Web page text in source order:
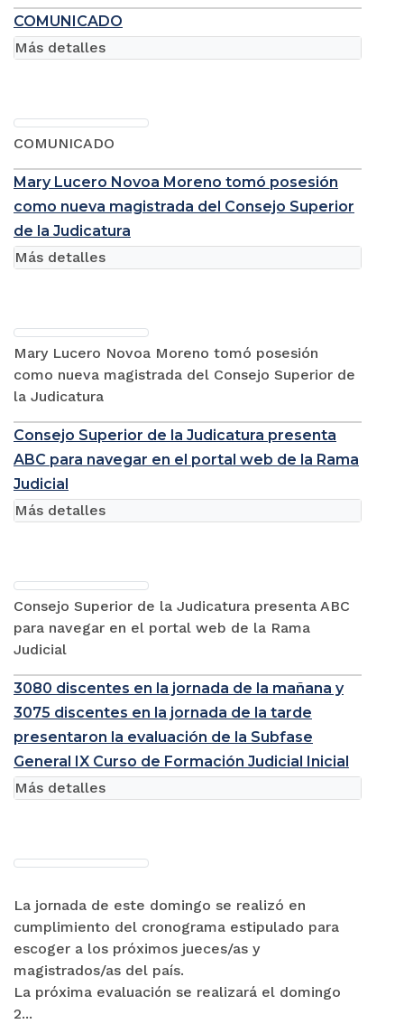
COMUNICADO
COMUNICADO
Más detalles
Mary Lucero Novoa Moreno tomó posesión
como nueva magistrada del Consejo Superior
de la Judicatura
Mary Lucero Novoa Moreno tomó posesión
como nueva magistrada del Consejo Superior de
la Judicatura
Más detalles
Consejo Superior de la Judicatura presenta
ABC para navegar en el portal web de la Rama
Judicial
Consejo Superior de la Judicatura presenta ABC
para navegar en el portal web de la Rama
Judicial
Más detalles
3080 discentes en la jornada de la mañana y
3075 discentes en la jornada de la tarde
presentaron la evaluación de la Subfase
General IX Curso de Formación Judicial Inicial
La jornada de este domingo se realizó en
cumplimiento del cronograma estipulado para
escoger a los próximos jueces/as y
magistrados/as del país.
La próxima evaluación se realizará el domingo
2...
Más detalles